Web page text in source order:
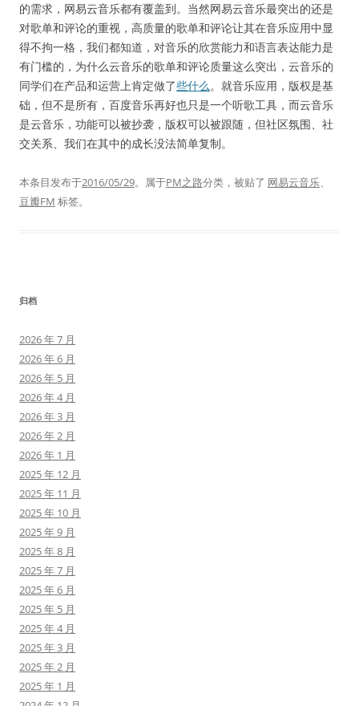
的需求，网易云音乐都有覆盖到。当然网易云音乐最突出的还是
对歌单和评论的重视，高质量的歌单和评论让其在音乐应用中显
得不拘一格，我们都知道，对音乐的欣赏能力和语言表达能力是
有门槛的，为什么云音乐的歌单和评论质量这么突出，云音乐的
同学们在产品和运营上肯定做了些什么。就音乐应用，版权是基
础，但不是所有，百度音乐再好也只是一个听歌工具，而云音乐
是云音乐，功能可以被抄袭，版权可以被跟随，但社区氛围、社
交关系、我们在其中的成长没法简单复制。
本条目发布于2016/05/29。属于PM之路分类，被贴了 网易云音乐、
豆瓣FM 标签。
归档
2026 年 7 月
2026 年 6 月
2026 年 5 月
2026 年 4 月
2026 年 3 月
2026 年 2 月
2026 年 1 月
2025 年 12 月
2025 年 11 月
2025 年 10 月
2025 年 9 月
2025 年 8 月
2025 年 7 月
2025 年 6 月
2025 年 5 月
2025 年 4 月
2025 年 3 月
2025 年 2 月
2025 年 1 月